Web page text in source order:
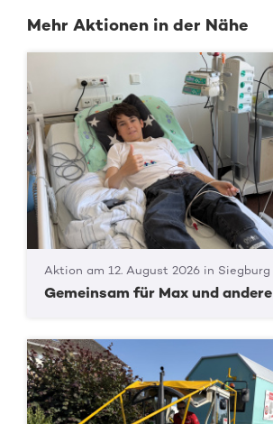
Mehr Aktionen in der Nähe
Aktion am 12. August 2026 in Siegburg
Gemeinsam für Max und andere